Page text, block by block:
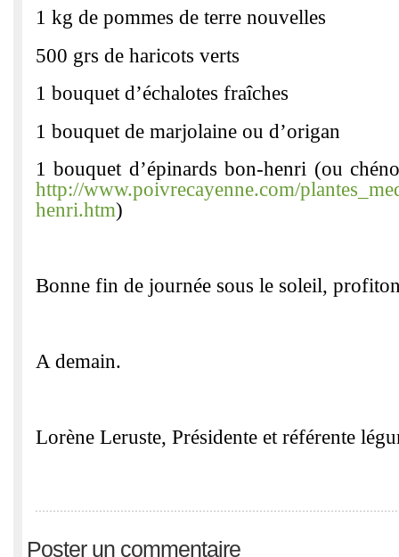
1 kg de pommes de terre nouvelles
500 grs de haricots verts
1 bouquet d’échalotes fraîches
1 bouquet de marjolaine ou d’origan
1 bouquet d’épinards bon-henri (ou
http://www.poivrecayenne.com/
henri.htm)
Bonne fin de journée sous le soleil,
A demain.
Lorène Leruste, Présidente et référente
Poster un commentaire